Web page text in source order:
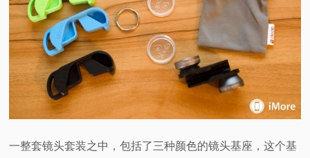
一整套镜头套装之中，包括了三种颜色的镜头基座，这个基